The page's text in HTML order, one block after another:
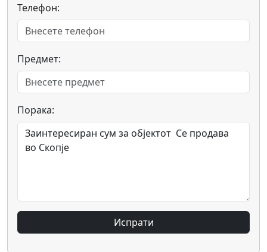
Телефон:
Предмет:
Порака:
Испрати